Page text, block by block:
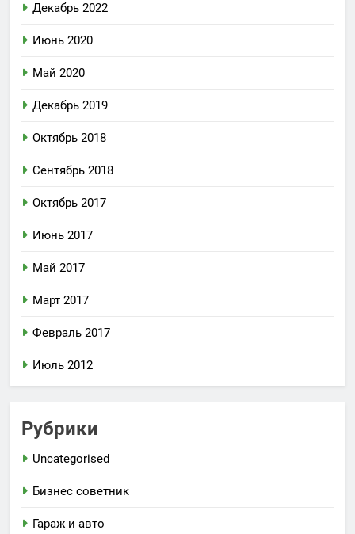
Декабрь 2022
Июнь 2020
Май 2020
Декабрь 2019
Октябрь 2018
Сентябрь 2018
Октябрь 2017
Июнь 2017
Май 2017
Март 2017
Февраль 2017
Июль 2012
Рубрики
Uncategorised
Бизнес советник
Гараж и авто